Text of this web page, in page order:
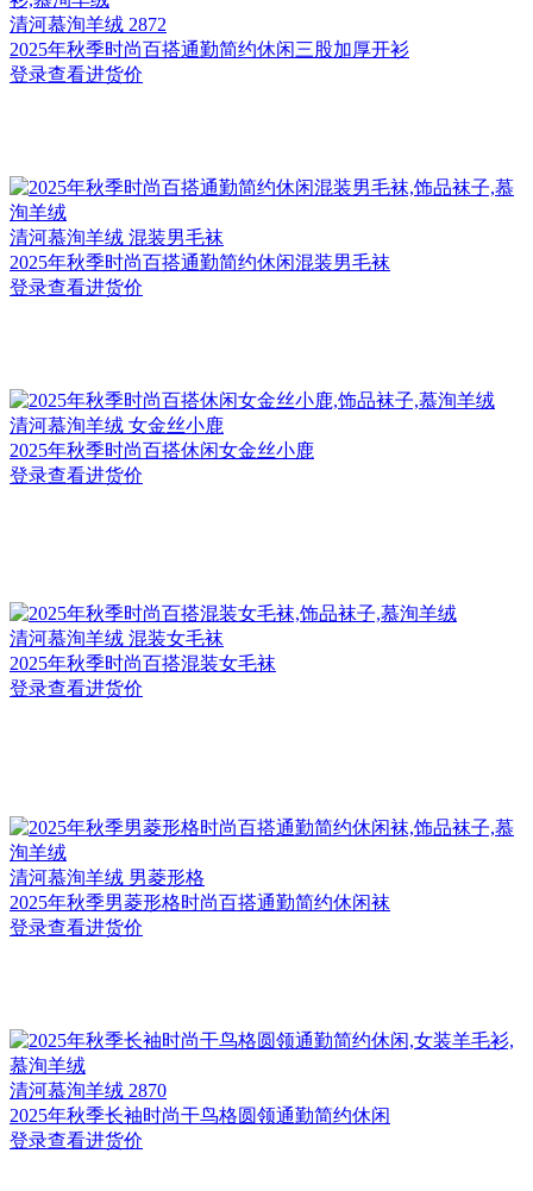
清河慕洵羊绒 2872
2025年秋季时尚百搭通勤简约休闲三股加厚开衫
登录查看进货价
清河慕洵羊绒 混装男毛袜
2025年秋季时尚百搭通勤简约休闲混装男毛袜
登录查看进货价
清河慕洵羊绒 女金丝小鹿
2025年秋季时尚百搭休闲女金丝小鹿
登录查看进货价
清河慕洵羊绒 混装女毛袜
2025年秋季时尚百搭混装女毛袜
登录查看进货价
清河慕洵羊绒 男菱形格
2025年秋季男菱形格时尚百搭通勤简约休闲袜
登录查看进货价
清河慕洵羊绒 2870
2025年秋季长袖时尚干鸟格圆领通勤简约休闲
登录查看进货价